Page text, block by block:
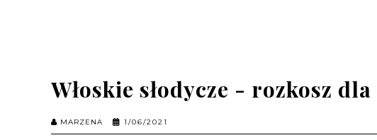
Włoskie słodycze - rozkosz
MARZENA 1/06/2021